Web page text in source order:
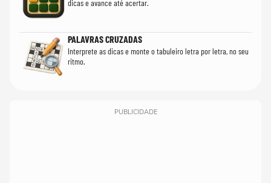
dicas e avance até acertar.
PALAVRAS CRUZADAS
Interprete as dicas e monte o tabuleiro letra por letra, no seu
ritmo.
PUBLICIDADE